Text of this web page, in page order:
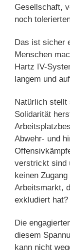
Gesellschaft,
noch
Das ist sicher
Menschen
Hartz IV-
langem und
Natürlich stellt
Solidarität
Abwehr- und
verstrickt sind
keinen
Arbeitsmarkt,
exkludiert hat?
Die
diesem
kann nicht